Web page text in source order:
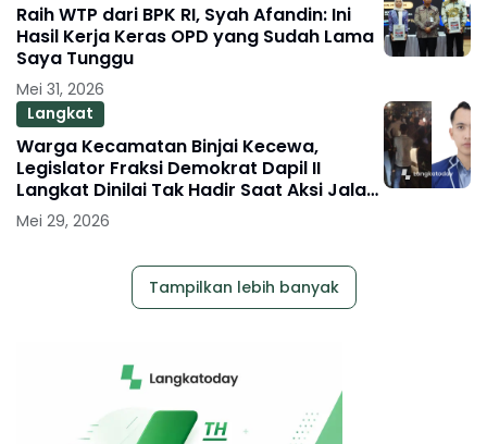
Raih WTP dari BPK RI, Syah Afandin: Ini
Hasil Kerja Keras OPD yang Sudah Lama
Saya Tunggu
Mei 31, 2026
Langkat
Warga Kecamatan Binjai Kecewa,
Legislator Fraksi Demokrat Dapil II
Langkat Dinilai Tak Hadir Saat Aksi Jalan
Rusak
Mei 29, 2026
Tampilkan lebih banyak